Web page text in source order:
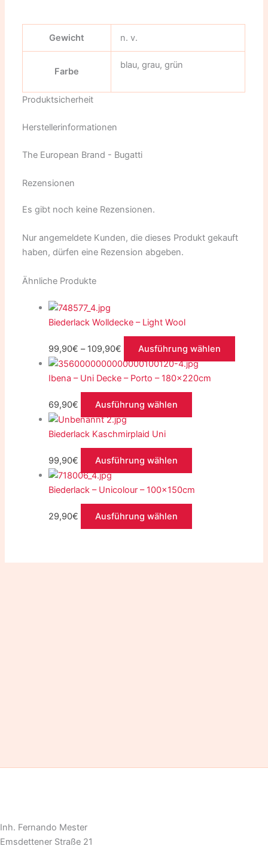
Gewicht n. v.
Farbe
blau, grau, grün
Produktsicherheit
Herstellerinformationen
The European Brand - Bugatti
Rezensionen
Es gibt noch keine Rezensionen.
Nur angemeldete Kunden, die dieses Produkt gekauft
haben, dürfen eine Rezension abgeben.
Ähnliche Produkte
Biederlack Wolldecke – Light Wool
99,90€ – 109,90€ Ausführung wählen
Ibena – Uni Decke – Porto – 180x220cm
69,90€ Ausführung wählen
Biederlack Kaschmirplaid Uni
99,90€ Ausführung wählen
Biederlack – Unicolour – 100x150cm
29,90€ Ausführung wählen
Inh. Fernando Mester
Emsdettener Straße 21